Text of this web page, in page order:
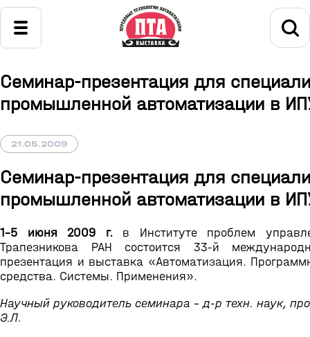
Семинар-презентация для
промышленной автоматизации в
21.05.2009
Семинар-презентация для
промышленной автоматизации в
1-5 июня 2009 г.в Институте проблем
Трапезникова РАН состоится 33-й
презентация и выставка «Автоматизация.
средства. Системы. Применения».
Научный руководитель семинара - д-р техн. наук,
Э.Л.